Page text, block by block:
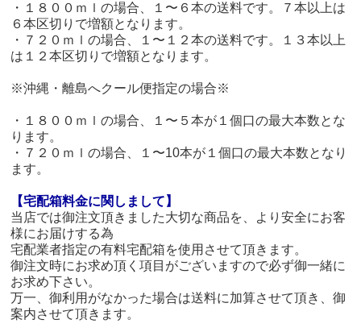
・１８００ｍｌの場合、１〜６本の送料です。７本以上は
６本区切りで増額となります。
・７２０ｍｌの場合、１〜１２本の送料です。１３本以上
は１２本区切りで増額となります。
※沖縄・離島へクール便指定の場合※
・１８００ｍｌの場合、１〜５本が１個口の最大本数とな
ります。
・７２０ｍｌの場合、１〜10本が１個口の最大本数となり
ます。
【宅配箱料金に関しまして】
当店では御注文頂きました大切な商品を、より安全にお客
様にお届けする為
宅配業者指定の有料宅配箱を使用させて頂きます。
御注文時にお求め頂く項目がございますので必ず御一緒に
お求め下さい。
万一、御利用がなかった場合は送料に加算させて頂き、御
案内させて頂きます。